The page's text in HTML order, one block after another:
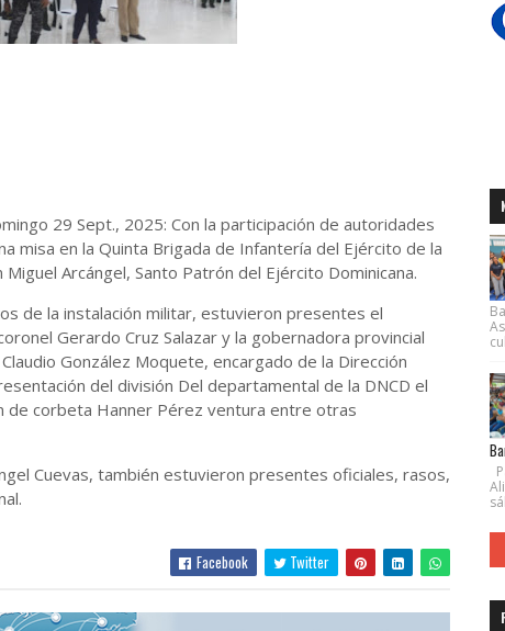
29 Sept., 2025: Con la participación de autoridades
misa en la Quinta Brigada de Infantería del Ejército de la
Miguel Arcángel, Santo Patrón del Ejército Dominicana.
de la instalación militar, estuvieron presentes el
Gerardo Cruz Salazar y la gobernadora provincial
González Moquete, encargado de la Dirección
del división Del departamental de la DNCD el
de corbeta Hanner Pérez ventura entre otras
Cuevas, también estuvieron presentes oficiales, rasos,
Facebook Twitter